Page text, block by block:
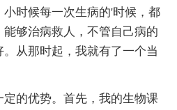
时候每一次生病的'时候，都
够治病救人，不管自己病的
从那时起，我就有了一个当
的优势。首先，我的生物课